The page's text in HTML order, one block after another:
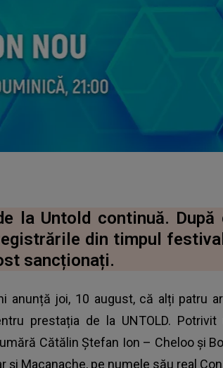
la Untold continuă.
din timpul
sancționați.
anunță joi, 10 august, că alți patru
prestația de la UNTOLD.
Cătălin Ștefan Ion – Cheloo și
și Macanache, pe numele său real